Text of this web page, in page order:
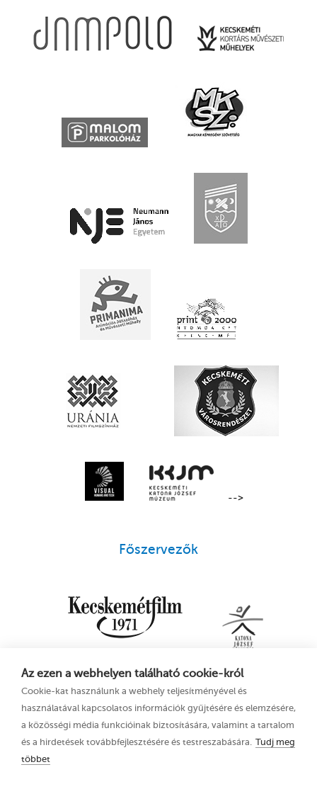
Az ezen a webhelyen található cookie-król
Cookie-kat használunk a webhely teljesítményével és
használatával kapcsolatos információk gyűjtésére és elemzésére,
a közösségi média funkcióinak biztosítására, valamint a tartalom
és a hirdetések továbbfejlesztésére és testreszabására. Tudj meg
többet
-->
Főszervezők